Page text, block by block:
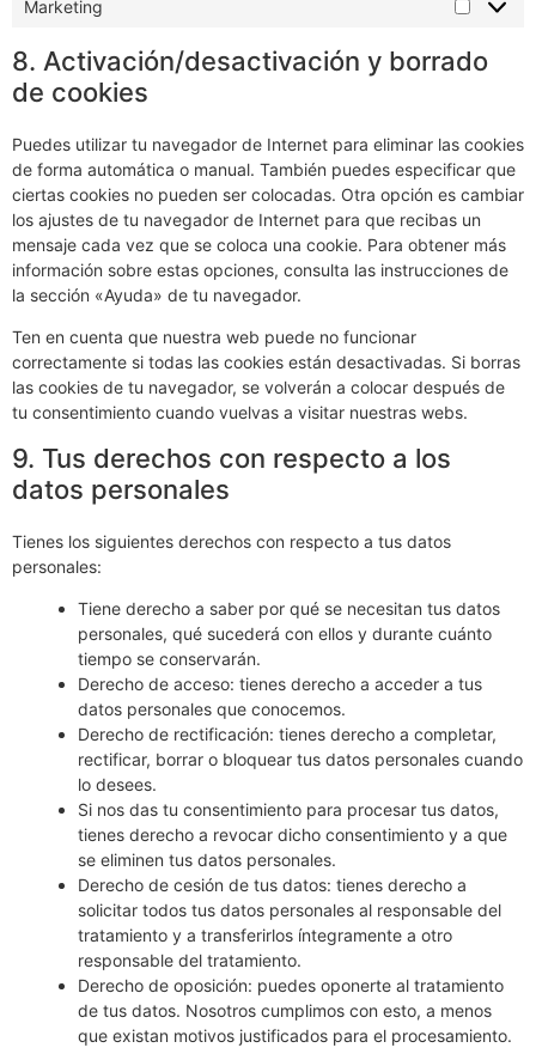
Marketing
8. Activación/desactivación y borrado
de cookies
Puedes utilizar tu navegador de Internet para eliminar las cookies
de forma automática o manual. También puedes especificar que
ciertas cookies no pueden ser colocadas. Otra opción es cambiar
los ajustes de tu navegador de Internet para que recibas un
mensaje cada vez que se coloca una cookie. Para obtener más
información sobre estas opciones, consulta las instrucciones de
la sección «Ayuda» de tu navegador.
Ten en cuenta que nuestra web puede no funcionar
correctamente si todas las cookies están desactivadas. Si borras
las cookies de tu navegador, se volverán a colocar después de
tu consentimiento cuando vuelvas a visitar nuestras webs.
9. Tus derechos con respecto a los
datos personales
Tienes los siguientes derechos con respecto a tus datos
personales:
Tiene derecho a saber por qué se necesitan tus datos
personales, qué sucederá con ellos y durante cuánto
tiempo se conservarán.
Derecho de acceso: tienes derecho a acceder a tus
datos personales que conocemos.
Derecho de rectificación: tienes derecho a completar,
rectificar, borrar o bloquear tus datos personales cuando
lo desees.
Si nos das tu consentimiento para procesar tus datos,
tienes derecho a revocar dicho consentimiento y a que
se eliminen tus datos personales.
Derecho de cesión de tus datos: tienes derecho a
solicitar todos tus datos personales al responsable del
tratamiento y a transferirlos íntegramente a otro
responsable del tratamiento.
Derecho de oposición: puedes oponerte al tratamiento
de tus datos. Nosotros cumplimos con esto, a menos
que existan motivos justificados para el procesamiento.